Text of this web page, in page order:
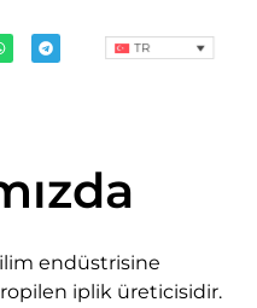
TR
endüstrisine
iplik üreticisidir.